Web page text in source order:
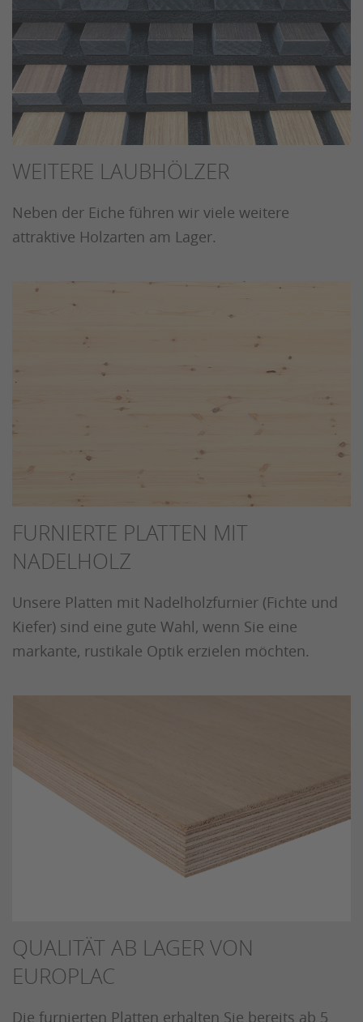
WEITERE LAUBHÖLZER
Neben der Eiche führen wir viele weitere
attraktive Holzarten am Lager.
FURNIERTE PLATTEN MIT
NADELHOLZ
Unsere Platten mit Nadelholzfurnier (Fichte und
Kiefer) sind eine gute Wahl, wenn Sie eine
markante, rustikale Optik erzielen möchten.
QUALITÄT AB LAGER VON
EUROPLAC
Die furnierten Platten erhalten Sie bereits ab 5